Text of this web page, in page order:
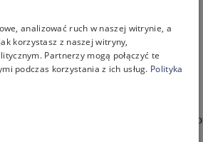
B2B z umiejętnością tworzenia
analizować ruch w naszej witrynie, a
korzystasz z naszej witryny,
Partnerzy mogą połączyć te
podczas korzystania z ich usług. Polityka